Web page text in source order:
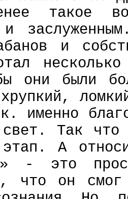
такое
и
и
они были
именно
Так
этап. А
- это
что он